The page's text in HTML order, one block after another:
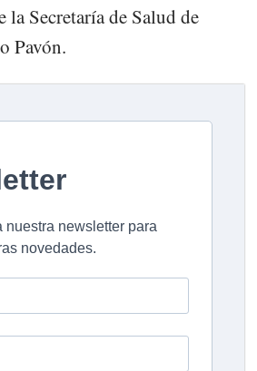
Secretaría de Salud de
Pavón.